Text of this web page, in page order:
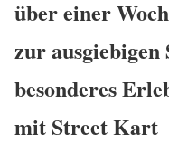
über einer
zur
besonderes
mit Street Kart